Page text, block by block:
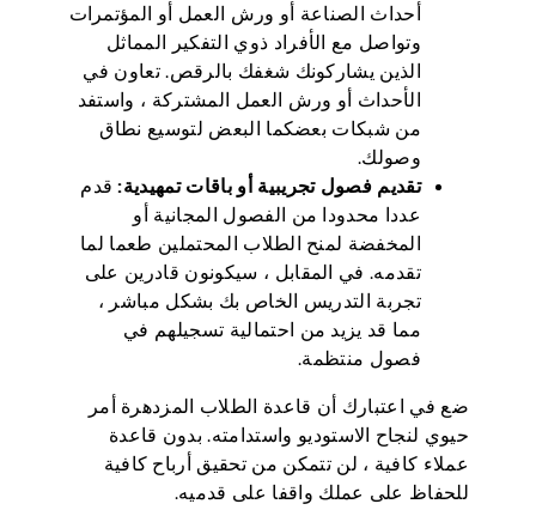
أحداث الصناعة أو ورش العمل أو المؤتمرات
وتواصل مع الأفراد ذوي التفكير المماثل
الذين يشاركونك شغفك بالرقص. تعاون في
الأحداث أو ورش العمل المشتركة ، واستفد
من شبكات بعضكما البعض لتوسيع نطاق
وصولك.
تقديم فصول تجريبية أو باقات تمهيدية:قدم
عددا محدودا من الفصول المجانية أو
المخفضة لمنح الطلاب المحتملين طعما لما
تقدمه. في المقابل ، سيكونون قادرين على
تجربة التدريس الخاص بك بشكل مباشر ،
مما قد يزيد من احتمالية تسجيلهم في
فصول منتظمة.
ضع في اعتبارك أن قاعدة الطلاب المزدهرة أمر
حيوي لنجاح الاستوديو واستدامته. بدون قاعدة
عملاء كافية ، لن تتمكن من تحقيق أرباح كافية
للحفاظ على عملك واقفا على قدميه.